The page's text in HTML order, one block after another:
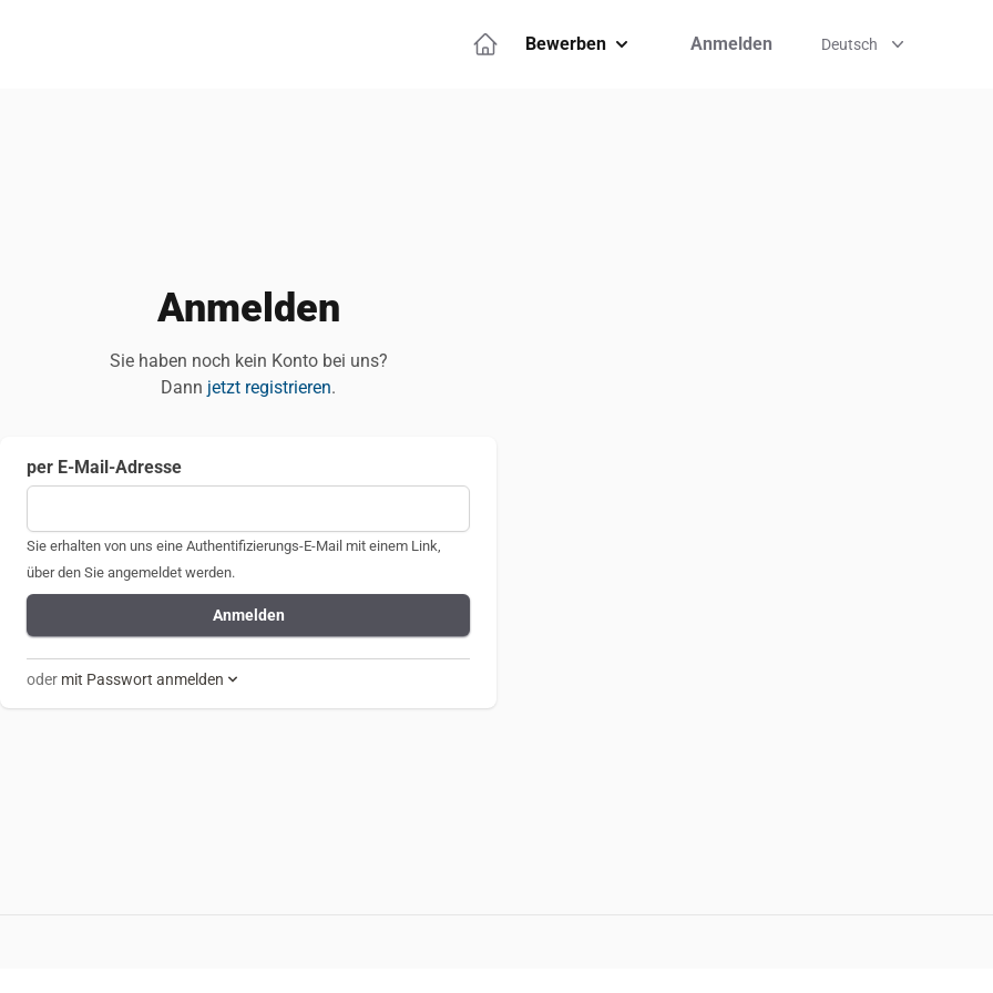
Home Bewerben Anmelden Deutsch
Anmelden
Sie haben noch kein Konto bei uns?
Dann jetzt registrieren.
per E-Mail-Adresse
Sie erhalten von uns eine Authentifizierungs-E-Mail mit einem Link,
über den Sie angemeldet werden.
Anmelden
oder mit Passwort anmelden